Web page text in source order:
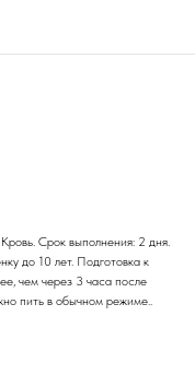
Срок выполнения: 2 дня.
до 10 лет. Подготовка к
чем через 3 часа после
пить в обычном режиме..